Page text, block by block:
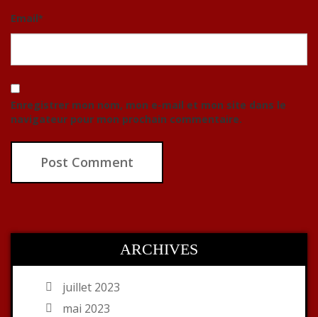
Email*
Enregistrer mon nom, mon e-mail et mon site dans le
navigateur pour mon prochain commentaire.
ARCHIVES
juillet 2023
mai 2023